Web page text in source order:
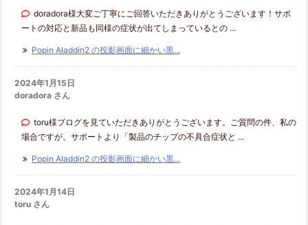
doradora様大変ご丁寧にご回答いただきありがとうございます！サポ
ートの対応と新品も同様の症状が出てしまっているとの ...
Popin Aladdin2 の投影画面に細かい黒...
2024年1月15日
doradora さん
toru様ブログを見ていただきありがとうございます。ご質問の件、私の
場合ですが、サポートより「製品のチップの不具合症状と ...
Popin Aladdin2 の投影画面に細かい黒...
2024年1月14日
toru さん